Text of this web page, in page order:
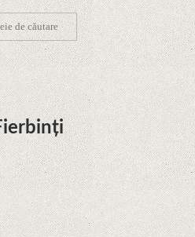
la Netflix în această lună de
Studio Mir